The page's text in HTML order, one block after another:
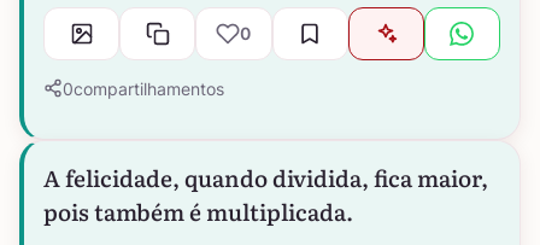
0
0compartilhamentos
A felicidade, quando dividida, fica maior,
pois também é multiplicada.